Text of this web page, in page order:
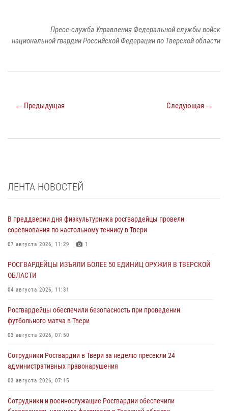
Пресс-служба Управления Федеральной службы войск
национальной гвардии Российской Федерации по Тверской области
← Предыдущая Следующая →
ЛЕНТА НОВОСТЕЙ
В преддверии дня физкультурника росгвардейцы провели
соревнования по настольному теннису в Твери
07 августа 2026, 11:29 1
РОСГВАРДЕЙЦЫ ИЗЪЯЛИ БОЛЕЕ 50 ЕДИНИЦ ОРУЖИЯ В ТВЕРСКОЙ
ОБЛАСТИ
04 августа 2026, 11:31
Росгвардейцы обеспечили безопасность при проведении
футбольного матча в Твери
03 августа 2026, 07:50
Сотрудники Росгвардии в Твери за неделю пресекли 24
административных правонарушения
03 августа 2026, 07:15
Сотрудники и военнослужащие Росгвардии обеспечили